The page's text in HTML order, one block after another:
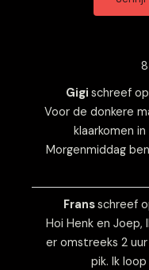
Gigi schreef op
Voor de donkere
klaarkomen
Morgenmiddag
Fransschreef
Hoi Henk en Joep,
er omstreeks 2
pik. Ik